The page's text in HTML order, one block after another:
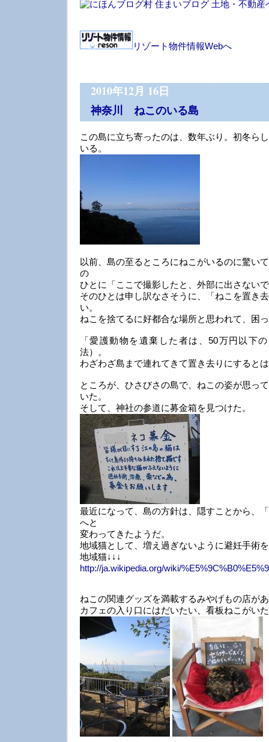
リゾート物件情報Webへ
2010年12月 16日
神奈川 ねこのいる島
この島に立ち寄ったのは、数年ぶり。初冬ら
いる。
以前、島の至るところにねこがいるのに驚い
の
ひとに「ここで撮影したと、外部に出さない
そのひとは申し訳なさそうに、「ねこを置き
い。
ねこを捨てるに好都合な場所と思われて、困
「愛護動物を遺棄した者は、50万円以下
法）。
わざわざ島まで連れてきて置き去りにすると
ところが、ひさびさの島で、ねこの姿が思っ
いた。
そして、神社の参道に募金箱を見つけた。
最近になって、島の方針は、隠すことから、
へと
変わってきたようだ。
地域猫として、増え過ぎないように避妊手術
地域猫↓↓↓
http://ja.wikipedia.org/wiki/
ねこの関連グッズを満載するみやげもの店
カフェの入り口にはだいたい、看板ねこがい